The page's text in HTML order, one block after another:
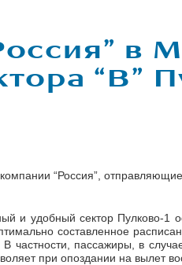
Заказ чартера
Пассажирам
На борту
в
“В”
“Россия”,
и удобный сектор Пулково-1
составленное
частности, пассажиры, в
при опоздании на вылет